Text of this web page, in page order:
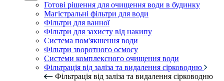
Готові рішення для очищення води в будинку
Магістральні фільтри для води
Фільтри для ванної
Фільтри для захисту від накипу
Система пом'якшення води
Фільтри зворотного осмосу
Системи комплексного очищення води
Фільтрація від заліза та видалення сірководню
Фільтрація від заліза та видалення сірководню